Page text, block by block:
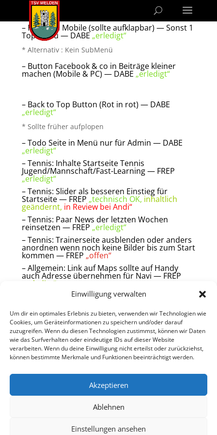
Einwilligung verwalten
Um dir ein optimales Erlebnis zu bieten, verwenden wir Technologien wie
Cookies, um Geräteinformationen zu speichern und/oder darauf
zuzugreifen. Wenn du diesen Technologien zustimmst, können wir Daten
wie das Surfverhalten oder eindeutige IDs auf dieser Website
verarbeiten. Wenn du deine Einwilligung nicht erteilst oder zurückziehst,
können bestimmte Merkmale und Funktionen beeinträchtigt werden.
Akzeptieren
Ablehnen
Einstellungen ansehen
– Menü on Mobile (sollte aufklapbar) — Sonst 1
Top Menü — DABE„erledigt“
* Alternativ : Kein SubMenü
– Button Facebook & co in Beiträge kleiner
machen (Mobile & PC) — DABE „erledigt“
– Back to Top Button (Rot in rot) — DABE
„erledigt“
* Sollte früher aufplopen
– Todo Seite in Menü nur für Admin — DABE
„erledigt“
– Tennis: Inhalte Startseite Tennis
Jugend/Mannschaft/Fast-Learning — FREP
„erledigt“
– Tennis: Slider als besseren Einstieg für
Startseite — FREP „technisch OK, inhaltlich
geändernt, in Review bei Andi“
– Tennis: Paar News der letzten Wochen
reinsetzen — FREP „erledigt“
– Tennis: Trainerseite ausblenden oder anders
anordnen wenn noch keine Bilder bis zum Start
kommen — FREP „offen“
– Allgemein: Link auf Maps sollte auf Handy
auch Adresse übernehmen für Navi — FREP
„erledigt“
– Prio 2: Mobile Header auch verkleinern wenn gescrollt
wird.
https://www.elegantthemes.com/blog/divi-resources/how-
to-add-a-custom-fixed-header-for-mobile-using-divi
Kontakt
Datenschutz
Impressum
Dokumente Anfahrt
Diese Webseite verwendet Cookies. Sie erfassen statistische
Daten der Webseitennutzung zur Verbesserung des Angebotes